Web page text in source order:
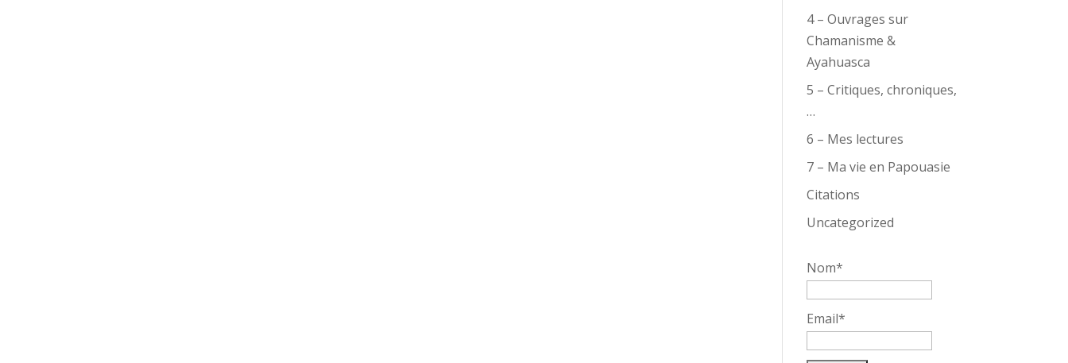
4 – Ouvrages sur
Chamanisme &
Ayahuasca
5 – Critiques, chroniques,
…
6 – Mes lectures
7 – Ma vie en Papouasie
Citations
Uncategorized
Nom*
Email*